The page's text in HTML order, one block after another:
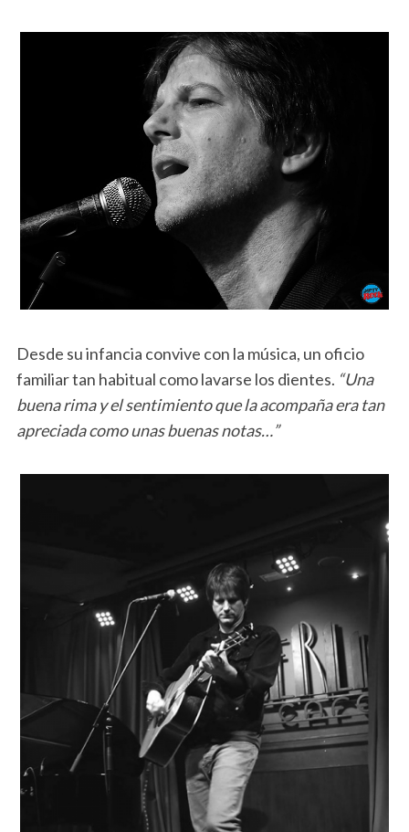
Desde su infancia convive con la música, un oficio
familiar tan habitual como lavarse los dientes. “Una
buena rima y el sentimiento que la acompaña era tan
apreciada como unas buenas notas…”